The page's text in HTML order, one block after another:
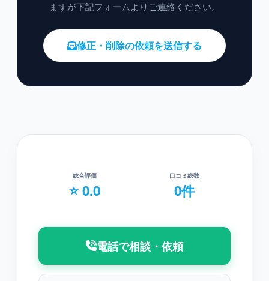
ますが下記フォームよりご連絡ください。
修正・削除の依頼を送信する
総合評価
⭐ 0.0
口コミ総数
0件
電話で相談・依頼